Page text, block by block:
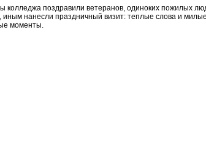
колледжа поздравили ветеранов, одиноких пожилых
иным нанесли праздничный визит: теплые слова и
моменты.